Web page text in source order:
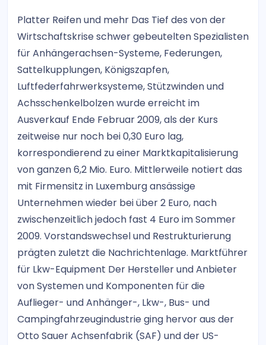
Platter Reifen und mehr Das Tief des von der
Wirtschaftskrise schwer gebeutelten Spezialisten
für Anhängerachsen-Systeme, Federungen,
Sattelkupplungen, Königszapfen,
Luftfederfahrwerksysteme, Stützwinden und
Achsschenkelbolzen wurde erreicht im
Ausverkauf Ende Februar 2009, als der Kurs
zeitweise nur noch bei 0,30 Euro lag,
korrespondierend zu einer Marktkapitalisierung
von ganzen 6,2 Mio. Euro. Mittlerweile notiert das
mit Firmensitz in Luxemburg ansässige
Unternehmen wieder bei über 2 Euro, nach
zwischenzeitlich jedoch fast 4 Euro im Sommer
2009. Vorstandswechsel und Restrukturierung
prägten zuletzt die Nachrichtenlage. Marktführer
für Lkw-Equipment Der Hersteller und Anbieter
von Systemen und Komponenten für die
Auflieger- und Anhänger-, Lkw-, Bus- und
Campingfahrzeugindustrie ging hervor aus der
Otto Sauer Achsenfabrik (SAF) und der US-